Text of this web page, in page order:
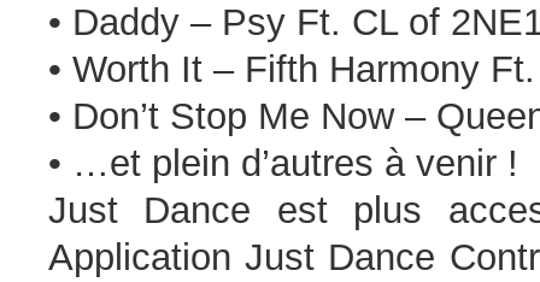
• Daddy – Psy Ft. CL of
• Worth It – Fifth Harmony
• Don’t Stop Me Now –
• …et plein d’autres à venir !
Just Dance est plus
Application Just Dance